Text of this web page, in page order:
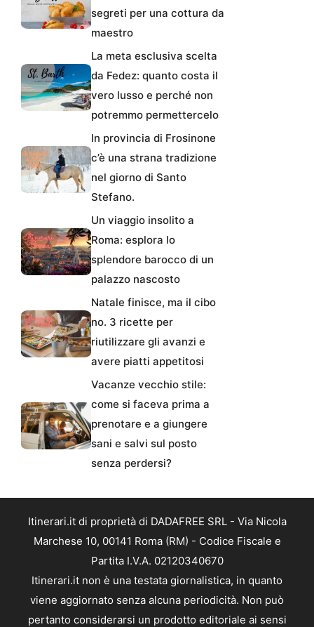
segreti per una cottura da
maestro
La meta esclusiva scelta
da Fedez: quanto costa il
vero lusso e perché non
potremmo permettercelo
In provincia di Frosinone
c’è una strana tradizione
nel giorno di Santo
Stefano.
Un viaggio insolito a
Roma: esplora lo
splendore barocco di un
palazzo nascosto
Natale finisce, ma il cibo
no. 3 ricette per
riutilizzare gli avanzi e
avere piatti appetitosi
Vacanze vecchio stile:
come si faceva prima a
prenotare e a giungere
sani e salvi sul posto
senza perdersi?
Itinerari.it di proprietà di DADAFREE SRL - Via Nicola
Marchese 10, 00141 Roma (RM) - Codice Fiscale e
Partita I.V.A. 02120340670
Itinerari.it non è una testata giornalistica, in quanto
viene aggiornato senza alcuna periodicità. Non può
pertanto considerarsi un prodotto editoriale ai sensi